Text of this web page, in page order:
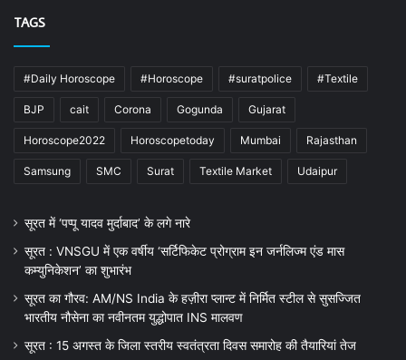
TAGS
#Daily Horoscope #Horoscope #suratpolice #Textile
BJP cait Corona Gogunda Gujarat
Horoscope2022 Horoscopetoday Mumbai Rajasthan
Samsung SMC Surat Textile Market Udaipur
सूरत में ‘पप्पू यादव मुर्दाबाद’ के लगे नारे
सूरत : VNSGU में एक वर्षीय ‘सर्टिफिकेट प्रोग्राम इन जर्नलिज्म एंड मास
कम्युनिकेशन’ का शुभारंभ
सूरत का गौरव: AM/NS India के हज़ीरा प्लान्ट में निर्मित स्टील से सुसज्जित
भारतीय नौसेना का नवीनतम युद्धोपात INS मालवण
सूरत : 15 अगस्त के जिला स्तरीय स्वतंत्रता दिवस समारोह की तैयारियां तेज